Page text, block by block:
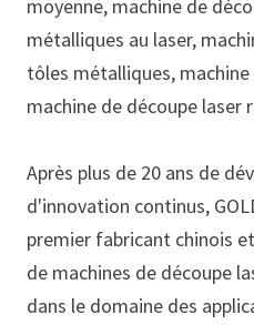
moyenne, machine de
métalliques au laser,
tôles métalliques,
machine de découpe laser
Après plus de 20 ans de
d'innovation continus,
premier fabricant chinois
de machines de découpe
dans le domaine des